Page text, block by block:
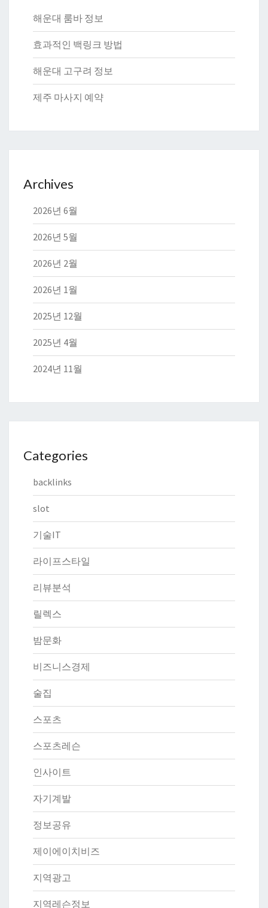
해운대 룸바 정보
효과적인 백링크 방법
해운대 고구려 정보
제주 마사지 예약
Archives
2026년 6월
2026년 5월
2026년 2월
2026년 1월
2025년 12월
2025년 4월
2024년 11월
Categories
backlinks
slot
기술IT
라이프스타일
리뷰분석
릴렉스
밤문화
비즈니스경제
술집
스포츠
스포츠레슨
인사이트
자기계발
정보공유
제이에이치비즈
지역광고
지역레슨정보